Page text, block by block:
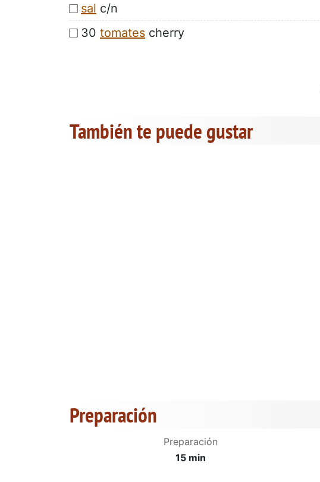
sal c/n
30 tomates cherry
También te puede gustar
Preparación
Preparación
15 min